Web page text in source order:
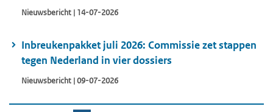
Nieuwsbericht | 14-07-2026
Inbreukenpakket juli 2026: Commissie zet stappen
tegen Nederland in vier dossiers
Nieuwsbericht | 09-07-2026